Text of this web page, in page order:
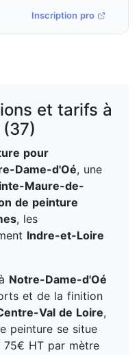
Inscription pro
et tarifs à
pour
Dame-d'Oé, une
Maure-de-
de peinture
, les
Indre-et-Loire
Notre-Dame-d'Oé
et de la finition
Val de Loire,
peinture se situe
HT par mètre